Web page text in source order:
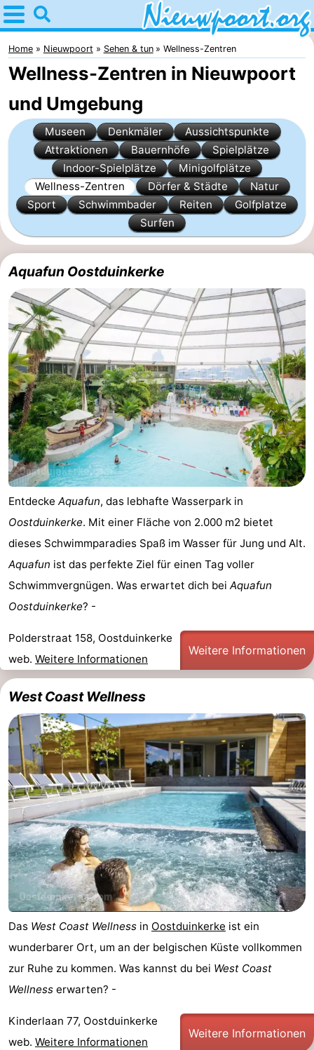
Home
Nieuwpoort
Tipps
Für
kindern
Übernachten
Appartements
Holiday
Suites
Nieuwpoort
-
Holiday
Suites
Westende
Campingplätze
Ferienhäuser
-
Nieuwpoort
-
Oostduinkerke
aan
zee
-
Westende
Hotels
Zimmer
(mit
Frühstück)
Lastminutes
Strand
Sehen
&
tun
-
Museen
Denkmäler
Aussichtspunkte
Attraktionen
Bauernhöfe
-
Spielplätze
-
Indoor-
Spielplätze
-
Minigolfplätze
Wellness-
Zentren
Dörfer
&
Städte
Natur
Sport
-
Schwimmbader
-
Radfahren
-
Home Nieuwpoort Sehen & tun Wellness-Zentren
Wellness-Zentren in Nieuwpoort
und Umgebung
Museen Denkmäler
Aussichtspunkte
Attraktionen
Bauernhöfe
Spielplätze
Indoor-Spielplätze
Minigolfplätze
Wellness-Zentren
Dörfer & Städte
Natur
Sport
Schwimmbader Reiten
Golfplatze
Surfen
Aquafun Oostduinkerke
Entdecke Aquafun, das lebhafte Wasserpark in
Oostduinkerke. Mit einer Fläche von 2.000 m2 bietet
dieses Schwimmparadies Spaß im Wasser für Jung und Alt.
Aquafun ist das perfekte Ziel für einen Tag voller
Schwimmvergnügen. Was erwartet dich bei Aquafun
Oostduinkerke? -
Polderstraat 158, Oostduinkerke
web. Weitere Informationen
Weitere Informationen
West Coast Wellness
Das West Coast Wellness in Oostduinkerke ist ein
wunderbarer Ort, um an der belgischen Küste vollkommen
zur Ruhe zu kommen. Was kannst du bei West Coast
Wellness erwarten? -
Kinderlaan 77, Oostduinkerke
web. Weitere Informationen
Weitere Informationen